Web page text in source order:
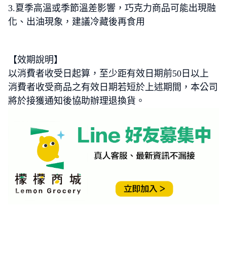
3.夏季高溫或季節溫差影響，巧克力商品可能出現融
化、出油現象，建議冷藏後再食用
【效期說明】
以消費者收受日起算，至少距有效日期前50日以上
消費者收受商品之有效日期若短於上述期間，本公司
將於接獲通知後協助辦理退換貨。